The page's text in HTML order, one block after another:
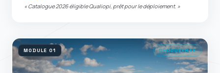
« Catalogue 2026 éligible Qualiopi, prêt pour le déploiement. »
MODULE 01 DÉCOUVERTE